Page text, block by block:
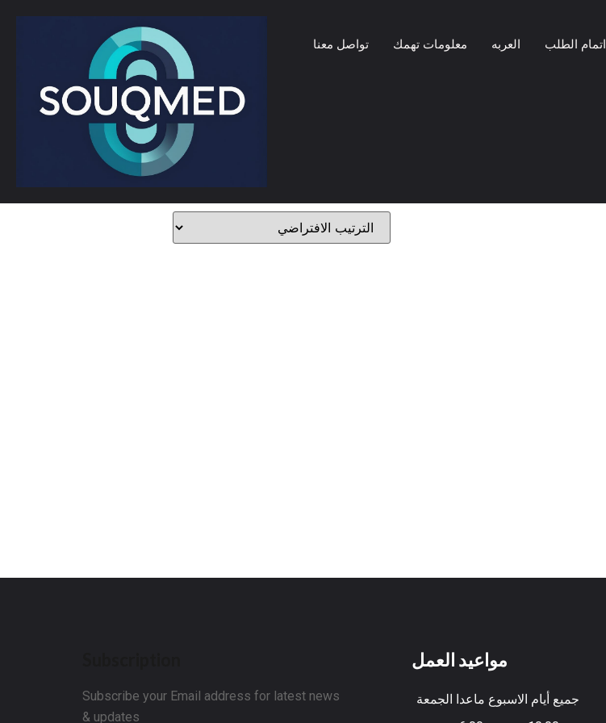
اتمام الطلب العربه معلومات تهمك تواصل معنا
مواعيد العمل
جميع أيام الاسبوع ماعدا الجمعة
Subscribe your Email address for latest news
& updates